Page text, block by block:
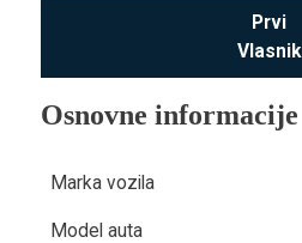
Prvi
Vlasnik
Osnovne informacije
Marka vozila
Model auta